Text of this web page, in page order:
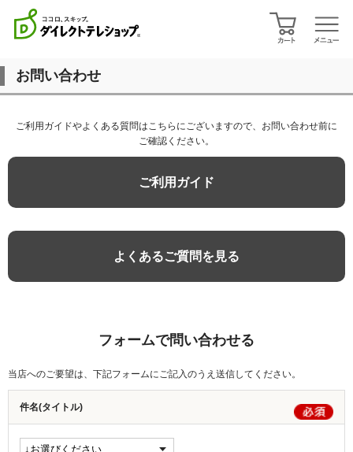
お問い合わせ
ご利用ガイドやよくある質問はこちらにございますので、お問い合わせ前に
ご確認ください。
ご利用ガイド
よくあるご質問を見る
フォームで問い合わせる
当店へのご要望は、下記フォームにご記入のうえ送信してください。
件名(タイトル)